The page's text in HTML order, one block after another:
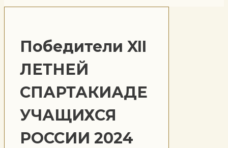
Победители XII
ЛЕТНЕЙ
СПАРТАКИАДЕ
УЧАЩИХСЯ
РОССИИ 2024